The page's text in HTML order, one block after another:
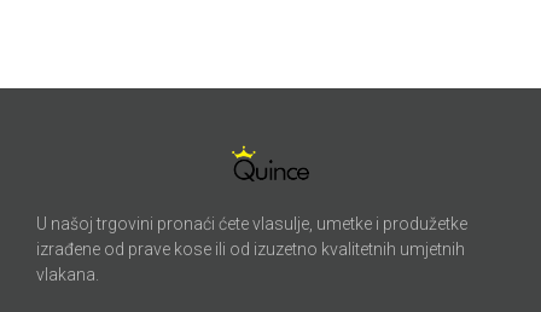
U našoj trgovini pronaći ćete vlasulje, umetke i produžetke
izrađene od prave kose ili od izuzetno kvalitetnih umjetnih
vlakana.